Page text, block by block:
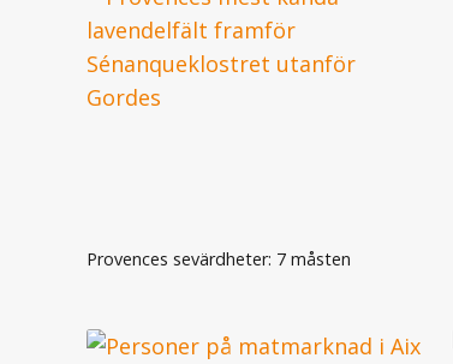
Provences sevärdheter: 7 måsten